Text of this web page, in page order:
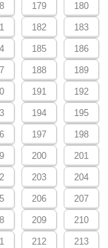
179 180
182 183
185 186
188 189
191 192
194 195
197 198
200 201
203 204
206 207
209 210
212 213